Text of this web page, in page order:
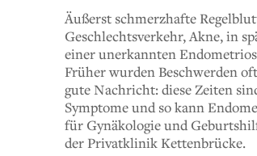
Äußerst schmerzhafte
Geschlechtsverkehr, Akne, in
einer unerkannten
Früher wurden Beschwerden
gute Nachricht: diese Zeiten
Symptome und so kann
für Gynäkologie und
der Privatklinik Kettenbrücke.